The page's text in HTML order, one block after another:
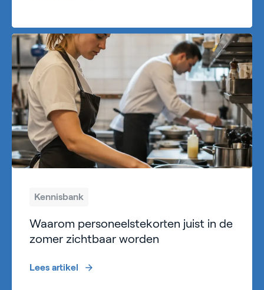
Kennisbank
Waarom personeelstekorten juist in de
zomer zichtbaar worden
Lees artikel